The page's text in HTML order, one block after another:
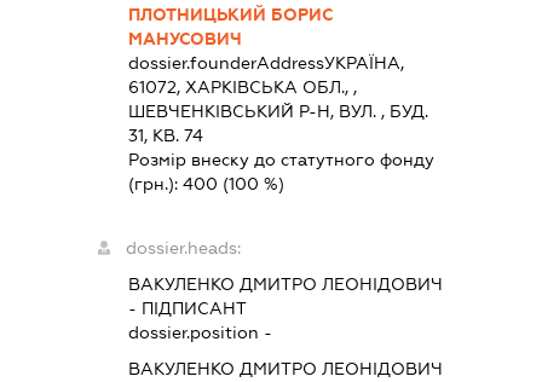
ПЛОТНИЦЬКИЙ БОРИС
МАНУСОВИЧ
dossier.founderAddressУКРАЇНА,
61072, ХАРКIВСЬКА ОБЛ., ,
ШЕВЧЕНКIВСЬКИЙ Р-Н, ВУЛ. , БУД.
31, КВ. 74
Розмір внеску до статутного фонду
(грн.): 400 (100 %)
dossier.heads:
ВАКУЛЕНКО ДМИТРО ЛЕОНІДОВИЧ
- ПІДПИСАНТ
dossier.position -
ВАКУЛЕНКО ДМИТРО ЛЕОНІДОВИЧ